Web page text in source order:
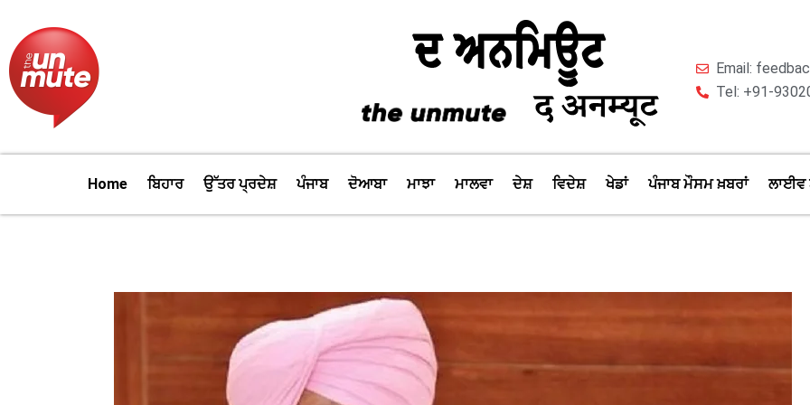
content
Email:
Tel: +91-
Home ਬਿਹਾਰ ਉੱਤਰ ਪ੍ਰਦੇਸ਼ ਪੰਜਾਬ ਦੋਆਬਾ ਮਾਝਾ ਮਾਲਵਾ ਦੇਸ਼ ਵਿਦੇਸ਼ ਖੇਡਾਂ ਪੰਜਾਬ ਮੌਸਮ ਖ਼ਬਰਾਂ ਲਾਈਵ